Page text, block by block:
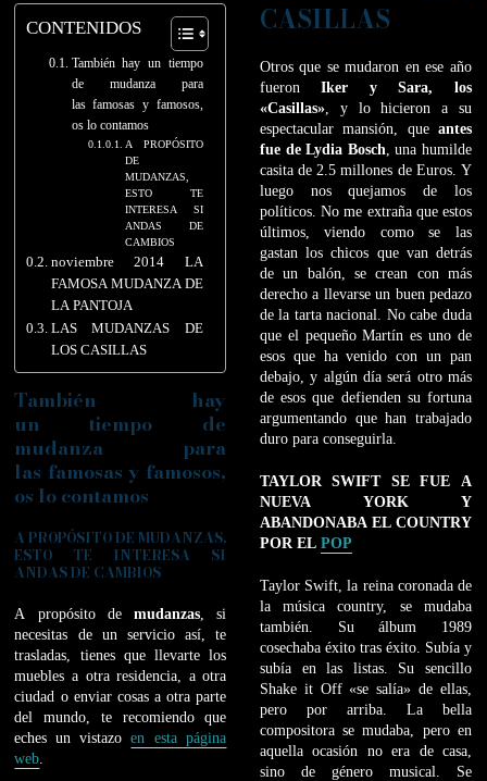
CONTENIDOS
También hay un tiempo
de mudanza para
las famosas y famosos,
os lo contamos
A PROPÓSITO
DE
MUDANZAS,
ESTO TE
INTERESA SI
ANDAS DE
CAMBIOS
noviembre 2014 LA
FAMOSA MUDANZA DE
LA PANTOJA
LAS MUDANZAS DE
LOS CASILLAS
También hay
untiempo de
mudanza para
las famosas y famosos,
os lo contamos
A PROPÓSITO DE MUDANZAS,
ESTO TE INTERESA SI
ANDAS DE CAMBIOS
A propósito demudanzas , si
necesitas de un servicio así, te
trasladas, tienes que llevarte los
muebles a otra residencia, a otra
ciudad o enviar cosas a otra parte
del mundo, te recomiendo que
eches un vistazoen esta página
web
CASILLAS
Otros que se mudaron en ese año
fueron Iker y Sara, los
«Casillas», y lo hicieron a su
espectacular mansión, que antes
fue de Lydia Bosch , una humilde
casita de 2.5 millones de Euros. Y
luego nos quejamos de los
políticos. No me extraña que estos
últimos, viendo como se las
gastan los chicos que van detrás
de un balón, se crean con más
derecho a llevarse un buen pedazo
de la tarta nacional. No cabe duda
que el pequeño Martín es uno de
esos que ha venido con un pan
debajo, y algún día será otro más
de esos que defienden su fortuna
argumentando que han trabajado
duro para conseguirla.
TAYLOR SWIFT SE FUE A
NUEVA YORK Y
ABANDONABA EL COUNTRY
POR EL POP
Taylor Swift, la reina coronada de
la música country, se mudaba
también. Su álbum 1989
cosechaba éxito tras éxito. Subía y
subía en las listas. Su sencillo
Shake it Off «se salía» de ellas,
pero por arriba. La bella
compositora se mudaba, pero en
aquella ocasión no era de casa,
sino de género musical. Se